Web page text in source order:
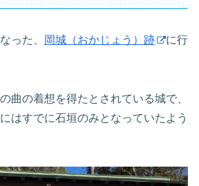
った、 岡城（おかじょう）跡
に行
曲の着想を得たとされている城で、
はすでに石垣のみとなっていたよう